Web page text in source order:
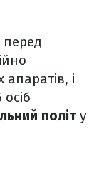
перед
апаратів, і
політу